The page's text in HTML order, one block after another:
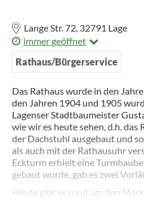
Lange Str. 72, 32791 Lage
immer geöffnet
Rathaus/Bürgerservice
Das Rathaus wurde in den
den Jahren 1904 und 1905
Lagenser Stadtbaumeister
wie wir es heute sehen, d.h. das
der Dachstuhl ausgebaut und
als auch mit der Rathausuhr
Eckturm erhielt eine
gebaut wurde, gab es zwei
Heute gibt es rund um den